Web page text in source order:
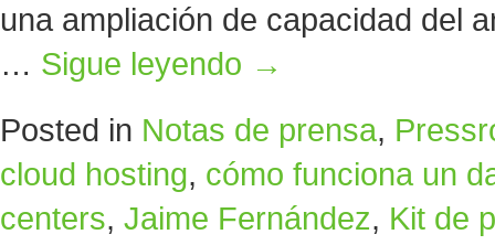
una ampliación de capacidad del
… Sigue leyendo →
Posted in Notas de prensa,
cloud hosting, cómo funciona un
centers, Jaime Fernández, Kit de